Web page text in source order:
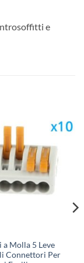
e
Molla 5 Leve
Connettori Per